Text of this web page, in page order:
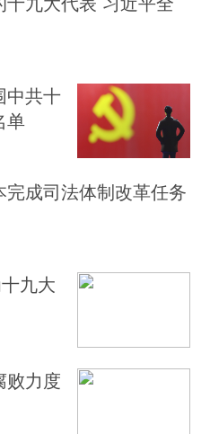
中共十
单
成司法体制改革任务
九大
败力度